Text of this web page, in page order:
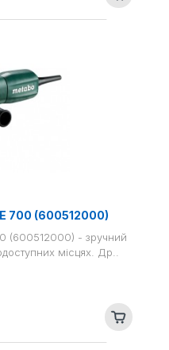
700 (600512000)
(600512000) - зручний
місцях. Др..